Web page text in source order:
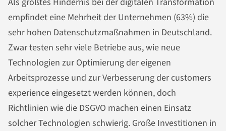
empfindet eine Mehrheit der Unternehmen (63%) die
sehr hohen Datenschutzmaßnahmen in Deutschland.
Zwar testen sehr viele Betriebe aus, wie neue
Technologien zur Optimierung der eigenen
Arbeitsprozesse und zur Verbesserung der customers
experience eingesetzt werden können, doch
Richtlinien wie die DSGVO machen einen Einsatz
solcher Technologien schwierig. Große Investitionen in